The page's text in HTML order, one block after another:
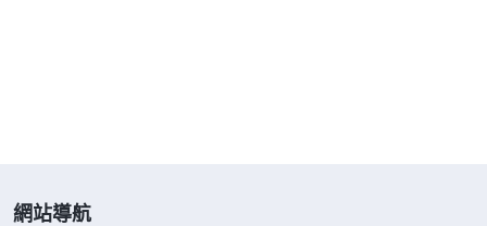
就是异端，今天看了全能神的話我們明白了，神作工
網站導航